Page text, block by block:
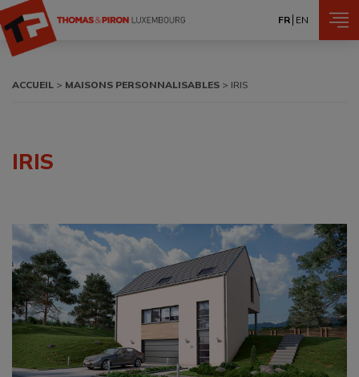
Aller au contenu principal
FR EN
Fil d'Ariane
ACCUEIL MAISONS PERSONNALISABLES IRIS
IRIS